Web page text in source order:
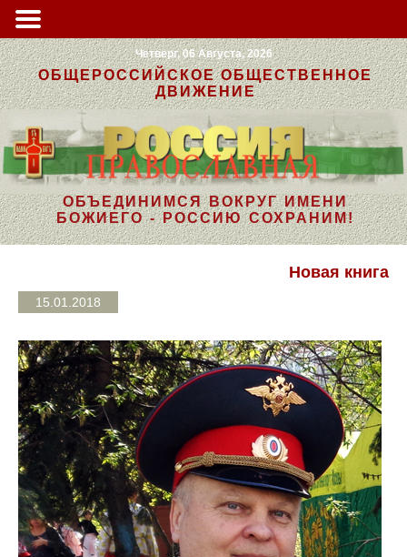
Четверг, 06 Августа, 2026
ОБЩЕРОССИЙСКОЕ ОБЩЕСТВЕННОЕ
ДВИЖЕНИЕ
ОБЪЕДИНИМСЯ ВОКРУГ ИМЕНИ
БОЖИЕГО - РОССИЮ СОХРАНИМ!
Новая книга
15.01.2018